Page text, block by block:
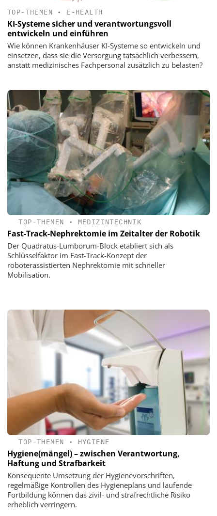
TOP-THEMEN • E-HEALTH
KI-Systeme sicher und verantwortungsvoll
entwickeln und einführen
Wie können Krankenhäuser KI-Systeme so entwickeln und
einsetzen, dass sie die Versorgung tatsächlich verbessern,
anstatt medizinisches Fachpersonal zusätzlich zu belasten?
TOP-THEMEN • MEDIZINTECHNIK
Fast-Track-Nephrektomie im Zeitalter der Robotik
Der Quadratus-Lumborum-Block etabliert sich als
Schlüsselfaktor im Fast-Track-Konzept der
roboterassistierten Nephrektomie mit schneller
Mobilisation.
TOP-THEMEN • HYGIENE
Hygiene(mängel) – zwischen Verantwortung,
Haftung und Strafbarkeit
Konsequente Umsetzung der Hygienevorschriften,
regelmäßige Kontrollen des Hygieneplans und laufende
Fortbildung können das zivil- und strafrechtliche Risiko
erheblich verringern.